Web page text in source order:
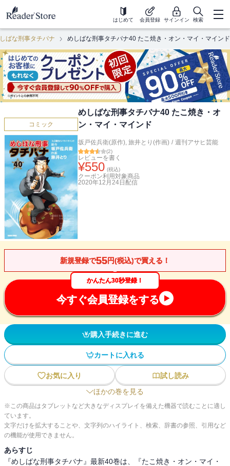
はじめて 会員登録 サインイン 検索
ばな刑事タチバナ めしばな刑事タチバナ40 たこ焼き・オン・マイ・マインド
コミック
めしばな刑事タチバナ40 たこ焼き・オ
ン・マイ・マインド
坂戸佐兵衛(原作), 旅井とり(作画) / 週刊アサヒ芸能
(2)
レビューを書く
¥550 (税込)
クーポン利用対象商品
2020年12月24日 配信
新規登録で55円(税込)で買える！
かんたん30秒登録！
今すぐ会員登録をする
購入手続きに進む
カートに入れる
お気に入り
試し読み
ほかの巻を見る
※この商品はタブレットなど大きなディスプレイを備えた機器で読むことに適し
ています。
文字だけを拡大することや、文字列のハイライト、検索、辞書の参照、引用など
の機能が使用できません。
あらすじ
『めしばな刑事タチバナ』最新40巻は、『たこ焼き・オン・マイ・